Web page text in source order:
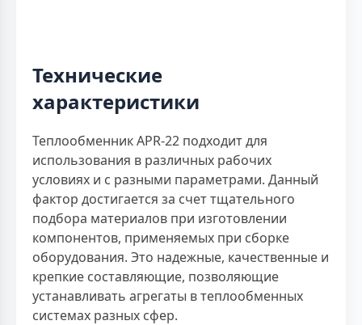
Технические
характеристики
Теплообменник APR-22 подходит для
использования в различных рабочих
условиях и с разными параметрами. Данный
фактор достигается за счет тщательного
подбора материалов при изготовлении
компонентов, применяемых при сборке
оборудования. Это надежные, качественные и
крепкие составляющие, позволяющие
устанавливать агрегаты в теплообменных
системах разных сфер.